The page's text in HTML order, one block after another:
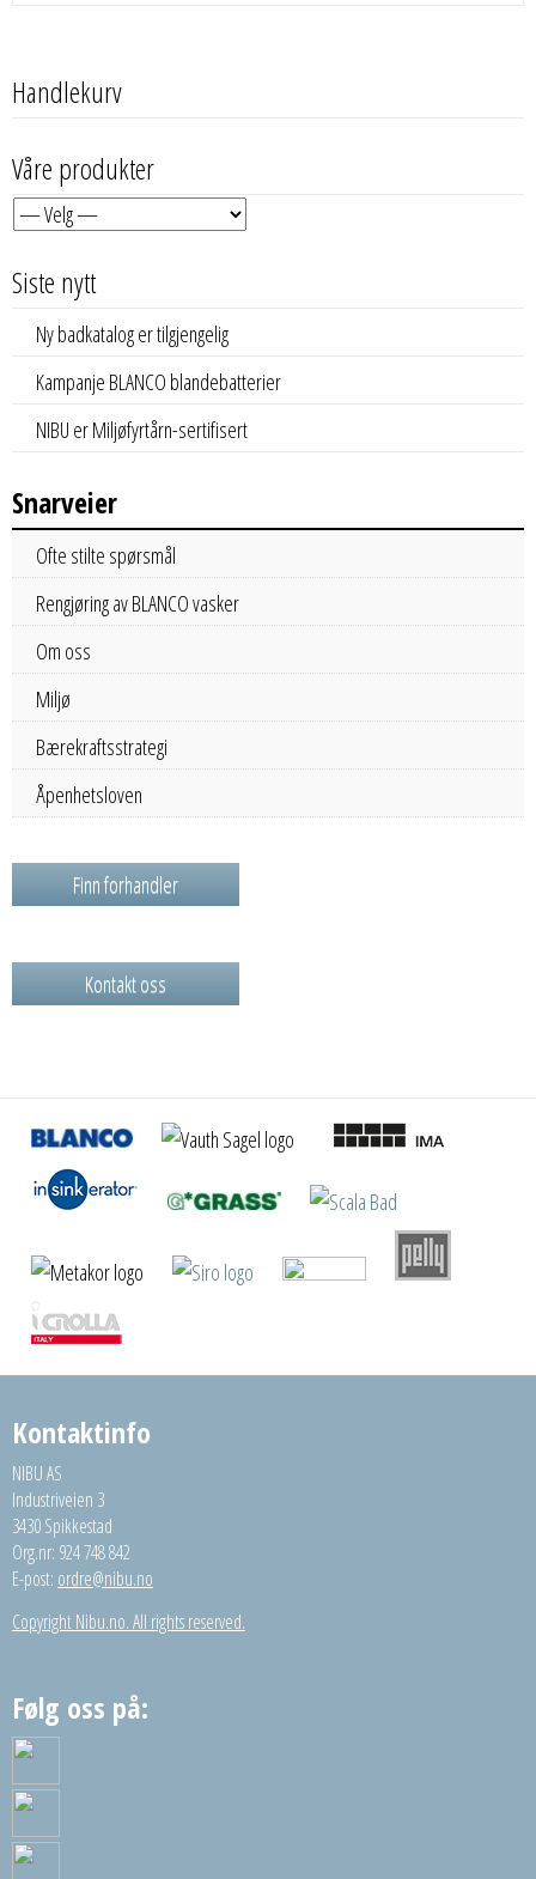
Handlekurv
Våre produkter
Siste nytt
Ny badkatalog er tilgjengelig
Kampanje BLANCO blandebatterier
NIBU er Miljøfyrtårn-sertifisert
Snarveier
Ofte stilte spørsmål
Rengjøring av BLANCO vasker
Om oss
Miljø
Bærekraftsstrategi
Åpenhetsloven
Finn forhandler
Kontakt oss
Kontaktinfo
NIBU AS
Industriveien 3
3430 Spikkestad
Org.nr: 924 748 842
E-post: ordre@nibu.no
Copyright Nibu.no. All rights reserved.
Følg oss på: